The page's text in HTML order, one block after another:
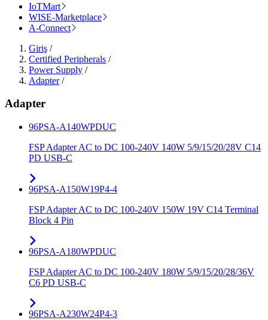
IoTMart
WISE-Marketplace
A-Connect
Giriş /
Certified Peripherals /
Power Supply /
Adapter/
Adapter
96PSA-A140WPDUC
FSP Adapter AC to DC 100-240V 140W 5/9/15/20/28V C14
PD USB-C
96PSA-A150W19P4-4
FSP Adapter AC to DC 100-240V 150W 19V C14 Terminal
Block 4 Pin
96PSA-A180WPDUC
FSP Adapter AC to DC 100-240V 180W 5/9/15/20/28/36V
C6 PD USB-C
96PSA-A230W24P4-3